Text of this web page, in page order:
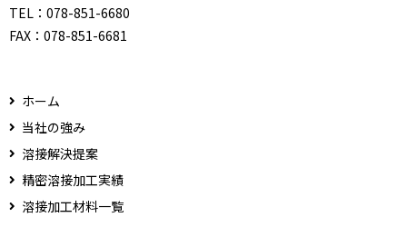
TEL： 078-851-6680
FAX： 078-851-6681
ホーム
当社の強み
溶接解決提案
精密溶接加工実績
溶接加工材料一覧